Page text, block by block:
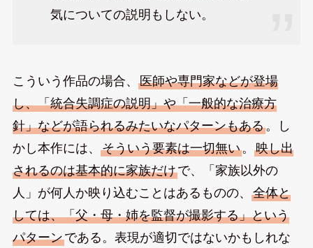
気についての説明もしない。
こういう作品の場合、 医師や専門家などが登場
し、「統合失調症の説明」や「一般的な治療方
針」などが語られるみたいなパターンもある。し
かし本作には、 そういう要素は一切無い。 映し出
されるのは基本的に家族だけで、「家族以外の
人」が何人か映り込むことはあるものの、 全体と
しては、「父・母・姉を監督が撮影する」という
パターンである。表現が適切ではないかもしれな